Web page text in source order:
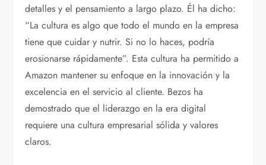
detalles y el pensamiento a largo plazo. Él ha dicho:
“La cultura es algo que todo el mundo en la empresa
tiene que cuidar y nutrir. Si no lo haces, podría
erosionarse rápidamente”. Esta cultura ha permitido a
Amazon mantener su enfoque en la innovación y la
excelencia en el servicio al cliente. Bezos ha
demostrado que el liderazgo en la era digital
requiere una cultura empresarial sólida y valores
claros.